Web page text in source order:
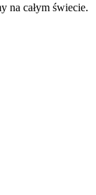
na całym świecie.